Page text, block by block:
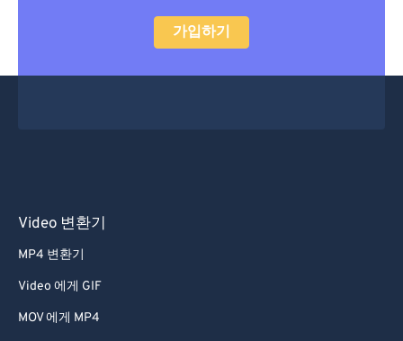
가입하기
Video 변환기
MP4 변환기
Video 에게 GIF
MOV 에게 MP4